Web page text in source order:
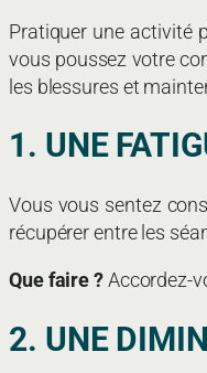
Pratiquer une activité
vous poussez votre
les blessures et
1. UNE
Vous vous sentez
récupérer entre les
Que faire ?Accordez-
2. UNE